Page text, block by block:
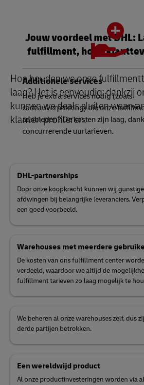
Additionele services
Heb je extra services nodig (zoals
cadeauverpakking) die onze
aanbieden? De kosten zijn laag,
concurrerende uurtarieven.
Jouw voordeel met DHL:
fulfillment, hoge
Hoe houden we onze
laag? Het is eenvoudig: dankzij
kunnen we deals sluiten
klanten profiteren.
DHL-partnerships
Door onze koopkracht kunnen wij
afdwingen bij belangrijke leveranciers.
een goed voorbeeld.
Warehouses met meerdere
De kosten van ons fulfillment center
verdeeld, waardoor we altijd de
fulfillment tarieven zo laag mogelijk te
We beheren al onze warehouses zelf, dus
derde partijen betrokken.
Een wereldwijd product
Al onze productinvesteringen worden via